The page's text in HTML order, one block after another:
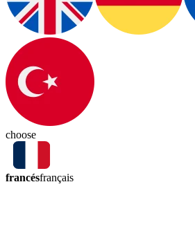
choose
francésfrançais